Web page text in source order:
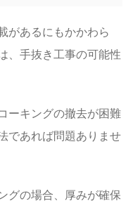
があるにもかかわら
、手抜き工事の可能性
ーキングの撤去が困難
であれば問題ありませ
グの場合、厚みが確保